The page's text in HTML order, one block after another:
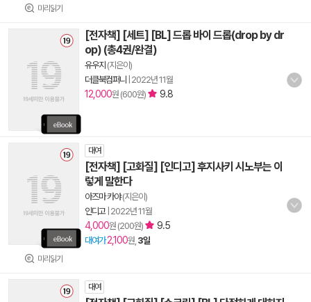
미리읽기
[전자책] [세트] [BL] 드롭 바이 드롭(drop by dr
op) (총4권/완결)
유우지 (지은이)
더클북컴퍼니
2022년 11월
12,000원 (600원) 9.8
미리읽기
대여
[전자책] [고화질] [인디고] 후지사키 시노부는 이
렇게 말한다
아즈마 카야(지은이)
인디고| 2022년 11월
4,000원 (200원) 9.5
대여가 2,100원, 3일
대여